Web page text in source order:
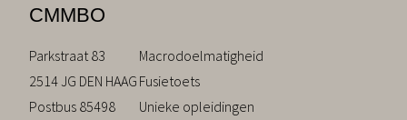
CMMBO
Parkstraat 83
2514 JG DEN HAAG
Postbus 85498
Macrodoelmatigheid
Fusietoets
Unieke opleidingen